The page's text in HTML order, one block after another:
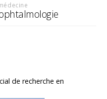
de recherche en